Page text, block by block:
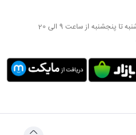
پنجشنبه از ساعت 9 الی 20